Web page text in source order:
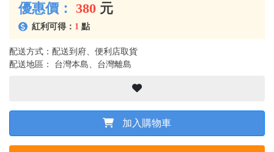
優惠價： 380 元
紅利可得： 1 點
配送方式：配送到府、便利店取貨
配送地區： 台灣本島、台灣離島
加入購物車